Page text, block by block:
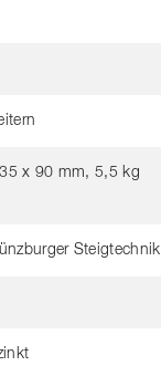
x 90 mm, 5,5 kg
Steigtechnik